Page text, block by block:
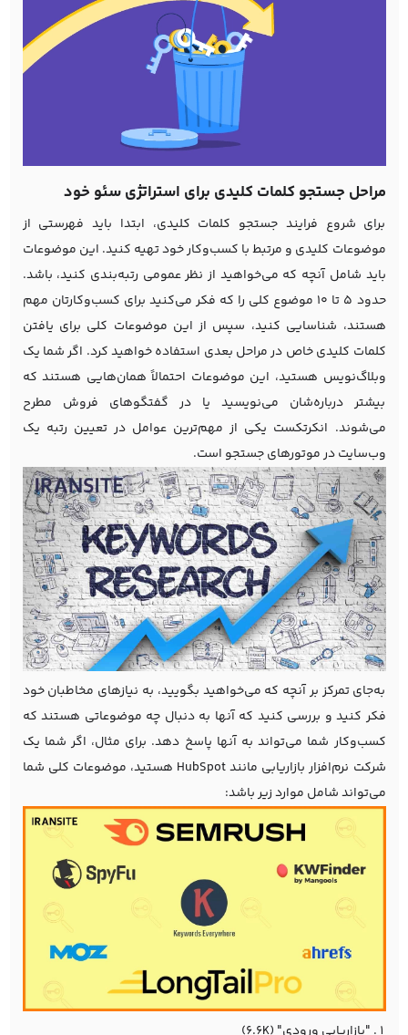
مراحل جستجو کلمات کلیدی برای استراتژی سئو خود
برای شروع فرایند جستجو کلمات کلیدی، ابتدا باید فهرستی از
موضوعات کلیدی و مرتبط با کسب‌وکار خود تهیه کنید. این موضوعات
باید شامل آنچه که می‌خواهید از نظر عمومی رتبه‌بندی کنید، باشد.
حدود ۵ تا ۱۰ موضوع کلی را که فکر می‌کنید برای کسب‌وکارتان مهم
هستند، شناسایی کنید، سپس از این موضوعات کلی برای یافتن
کلمات کلیدی خاص در مراحل بعدی استفاده خواهید کرد. اگر شما یک
وبلاگ‌نویس هستید، این موضوعات احتمالاً همان‌هایی هستند که
بیشتر درباره‌شان می‌نویسید یا در گفتگوهای فروش مطرح
می‌شوند. انکرتکست‌ یکی از مهم‌ترین عوامل در تعیین رتبه یک
وب‌سایت در موتورهای جستجو است.
به‌جای تمرکز بر آنچه که می‌خواهید بگویید، به نیازهای مخاطبان خود
فکر کنید و بررسی کنید که آنها به دنبال چه موضوعاتی هستند که
کسب‌وکار شما می‌تواند به آنها پاسخ دهد. برای مثال، اگر شما یک
شرکت نرم‌افزار بازاریابی مانند HubSpot هستید، موضوعات کلی شما
می‌تواند شامل موارد زیر باشد: